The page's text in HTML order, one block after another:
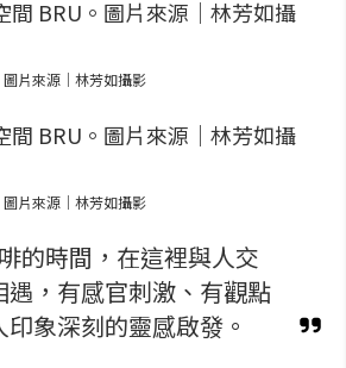
片來源｜林芳如攝影
片來源｜林芳如攝影
的時間，在這裡與人交
遇，有感官刺激、有觀點
象深刻的靈感啟發。